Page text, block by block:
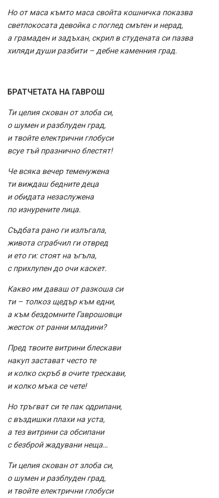
Но от маса къмто маса свойта кошничка показва
светлокосата девойка с поглед смътен и нерад,
а грамаден и задъхан, скрил в студената си пазва
хиляди души разбити – дебне каменния град.
БРАТЧЕТАТА НА ГАВРОШ
Ти целия скован от злоба си,
о шумен и разблуден град,
и твойте електрични глобуси
всуе тъй празнично блестят!
Че всяка вечер теменужена
ти виждаш бедните деца
и обидата незаслужена
по изнурените лица.
Съдбата рано ги излъгала,
живота сграбчил ги отвред
и ето ги: стоят на ъгъла,
с прихлупен до очи каскет.
Какво им даваш от разкоша си
ти – толкоз щедър към едни,
а към бездомните Гаврошовци
жесток от ранни младини?
Пред твоите витрини блескави
накуп застават често те
и колко скръб в очите трескави,
и колко мъка се чете!
Но тръгват си те пак одрипани,
с въздишки плахи на уста,
а тез витрини са обсипани
с безброй жадувани неща…
Ти целия скован от злоба си,
о шумен и разблуден град,
и твойте електрични глобуси